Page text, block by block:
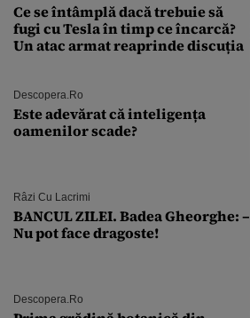
Ce se întâmplă dacă trebuie să
fugi cu Tesla în timp ce încarcă?
Un atac armat reaprinde discuția
Descopera.ro
Este adevărat că inteligența
oamenilor scade?
Râzi Cu Lacrimi
BANCUL ZILEI. Badea Gheorghe: –
Nu pot face dragoste!
Descopera.ro